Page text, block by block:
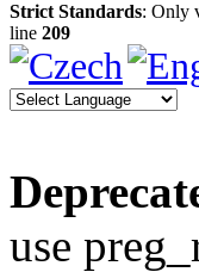
Strict Standards: Only
line 209
use